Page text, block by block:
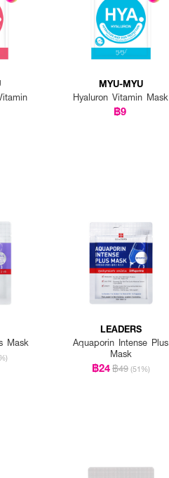
MYU-MYU
Hyaluron Vitamin Mask
฿9
Mask
LEADERS
Aquaporin Intense Plus
Mask
฿24฿49 (51%)